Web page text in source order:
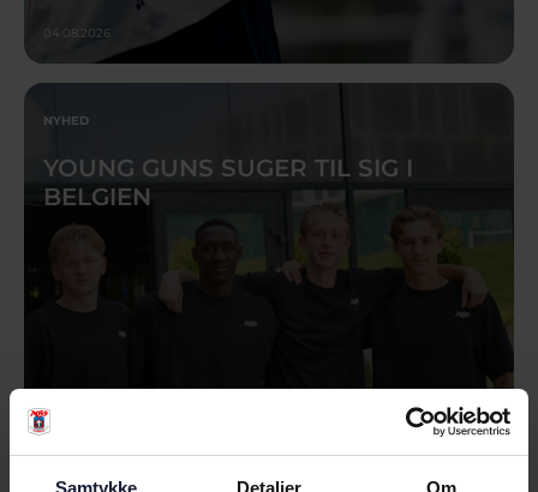
Samtykke Detaljer Om
04.08.2026
NYHED
YOUNG GUNS SUGER TIL SIG I
BELGIEN